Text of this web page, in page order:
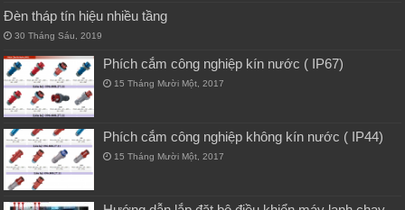
Đèn tháp tín hiệu nhiều tầng
30 Tháng Sáu, 2019
Phích cắm công nghiệp kín nước ( IP67)
15 Tháng Mười Một, 2017
Phích cắm công nghiệp không kín nước ( IP44)
15 Tháng Mười Một, 2017